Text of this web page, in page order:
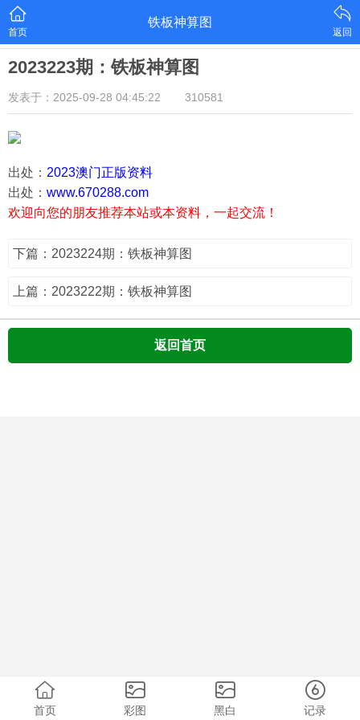
首页
铁板神算图
返回
2023223期：铁板神算图
发表于：2025-09-28 04:45:22 310581
出处： 2023澳门正版资料
出处： www.670288.com
欢迎向您的朋友推荐本站或本资料，一起交流！
下篇：2023224期：铁板神算图
上篇：2023222期：铁板神算图
返回首页
首页 彩图 黑白 记录